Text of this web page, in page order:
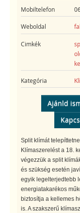
Mobiltelefon
Weboldal
Cimkék
Kategória
Ajánld
Split klímát
Klímaszerelést a 18.
végezzük a split
és szükség esetén
egyik legelterjedtebb
energiatakarékos
biztosítja a kellemes
is. A szakszerű